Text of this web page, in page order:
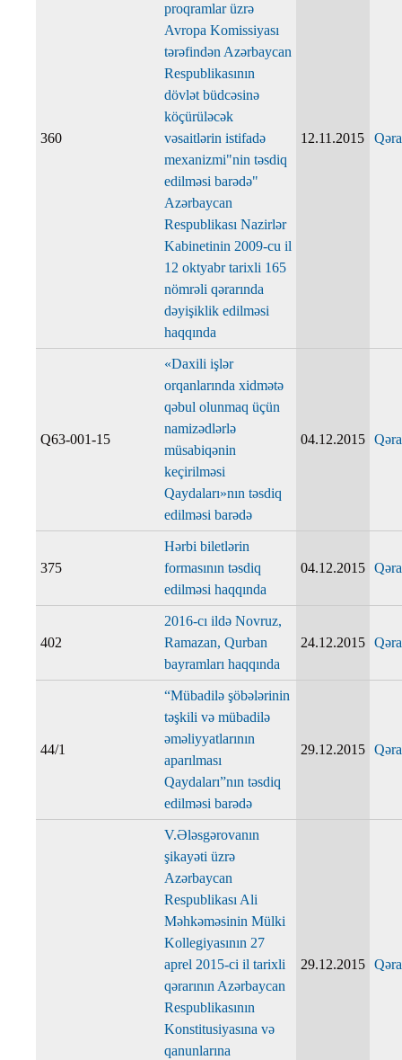
360
proqramlar üzrə
Avropa Komissiyası
tərəfindən Azərbaycan
Respublikasının
dövlət büdcəsinə
köçürüləcək
vəsaitlərin istifadə
mexanizmi"nin təsdiq
edilməsi barədə"
Azərbaycan
Respublikası Nazirlər
Kabinetinin 2009-cu il
12 oktyabr tarixli 165
nömrəli qərarında
dəyişiklik edilməsi
haqqında
12.11.2015
Q63-001-15
«Daxili işlər
orqanlarında xidmətə
qəbul olunmaq üçün
namizədlərlə
müsabiqənin
keçirilməsi
Qaydaları»nın təsdiq
edilməsi barədə
04.12.2015
375
Hərbi biletlərin
formasının təsdiq
edilməsi haqqında
04.12.2015
402
2016-cı ildə Novruz,
Ramazan, Qurban
bayramları haqqında
24.12.2015
44/1
“Mübadilə şöbələrinin
təşkili və mübadilə
əməliyyatlarının
aparılması
Qaydaları”nın təsdiq
edilməsi barədə
29.12.2015
V.Ələsgərovanın
şikayəti üzrə
Azərbaycan
Respublikası Ali
Məhkəməsinin Mülki
Kollegiyasının 27
aprel 2015-ci il tarixli
qərarının Azərbaycan
Respublikasının
Konstitusiyasına və
qanunlarına
29.12.2015